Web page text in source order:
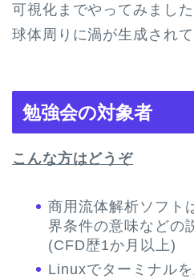
可視化までやってみました
球体周りに渦が生成され
勉強会の対象者
こんな方はどうぞ
商用流体解析ソフト
界条件の意味などの
(CFD歴1か月以上)
Linuxでターミナル